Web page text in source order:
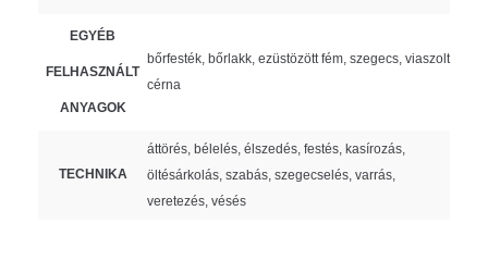
EGYÉB
FELHASZNÁLT
ANYAGOK
bőrfesték, bőrlakk, ezüstözött fém, szegecs, viaszolt
cérna
TECHNIKA
áttörés, bélelés, élszedés, festés, kasírozás,
öltésárkolás, szabás, szegecselés, varrás,
veretezés, vésés